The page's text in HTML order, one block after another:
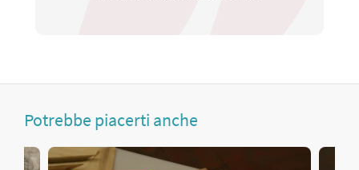
Potrebbe piacerti anche